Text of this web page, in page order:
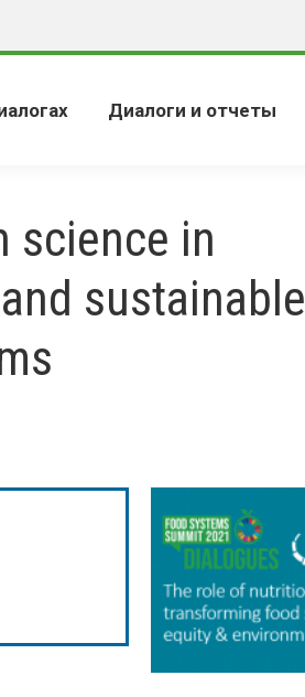
Диалоги и отчеты
science in
sustainable